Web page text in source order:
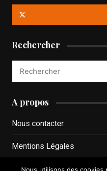
Rechercher
A propos
Nous contacter
Mentions Légales
Politique de confidentialité